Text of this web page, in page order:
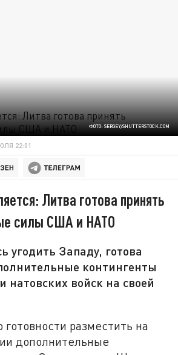
ФОТО: SERGEY/SHUTTERSTOCK.COM
22:01
Литва готова принять
силы США и НАТО
угодить Западу, готова
контингенты
натовских войск на своей
готовности разместить на
дополнительные